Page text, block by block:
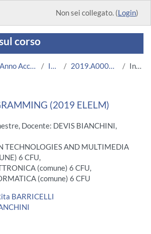
Non sei collegato. (Login)
corso
Anno Accademico 2019/2020 Ingegneria 2019.A000371.05831-11.N0.15676 Introduzione
(2019 ELELM)
Docente: DEVIS BIANCHINI,
TECHNOLOGIES AND MULTIMEDIA
6 CFU,
(comune) 6 CFU,
(comune) 6 CFU
BARRICELLI